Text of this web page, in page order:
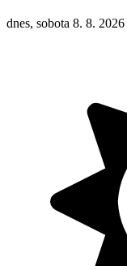
dnes, sobota 8. 8. 2026